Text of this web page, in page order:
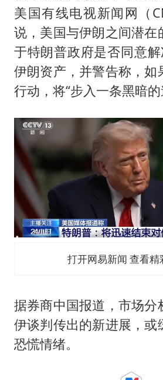
美国有线电视新闻网（
说，美国与伊朗之间潜在
于特朗普政府是否同意
伊朗资产，并警告称，如
行动，将“步入一条黑暗的
打开网易新闻 查看精
据券商中国报道，市场分
伊谈判传出的新进展，或
恐慌情绪。